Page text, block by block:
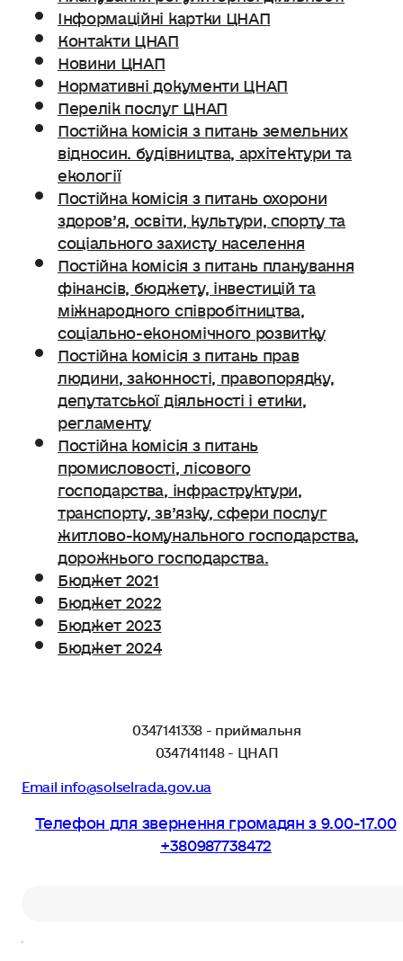
Інформаційні картки ЦНАП
Контакти ЦНАП
Новини ЦНАП
Нормативні документи ЦНАП
Перелік послуг ЦНАП
Постійна комісія з питань земельних
відносин. будівництва, архітектури та
екології
Постійна комісія з питань охорони
здоров’я, освіти, культури, спорту та
соціального захисту населення
Постійна комісія з питань планування
фінансів, бюджету, інвестицій та
міжнародного співробітництва,
соціально-економічного розвитку
Постійна комісія з питань прав
людини, законності, правопорядку,
депутатської діяльності і етики,
регламенту
Постійна комісія з питань
промисловості, лісового
господарства, інфраструктури,
транспорту, зв’язку, сфери послуг
житлово-комунального господарства,
дорожнього господарства.
Бюджет 2021
Бюджет 2022
Бюджет 2023
Бюджет 2024
0347141338 - приймальня
0347141148 - ЦНАП
Email info@solselrada.gov.ua
Телефон для звернення громадян з 9.00-17.00
+380987738472